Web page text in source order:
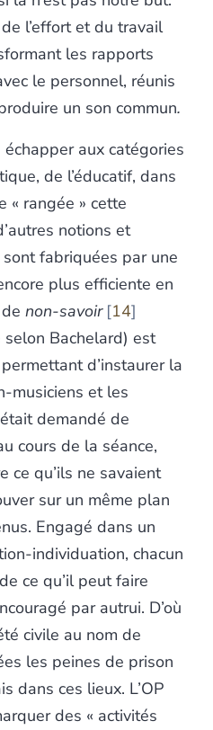
l’effort et du travail
les rapports
le personnel, réunis
un son commun.
échapper aux catégories
de l’éducatif, dans
« rangée » cette
notions et
fabriquées par une
plus efficiente en
non-savoir 14
Bachelard) est
d’instaurer la
musiciens et les
demandé de
cours de la séance,
ce qu’ils ne savaient
sur un même plan
Engagé dans un
individuation, chacun
ce qu’il peut faire
par autrui. D’où
civile au nom de
les peines de prison
dans ces lieux. L’OP
des « activités